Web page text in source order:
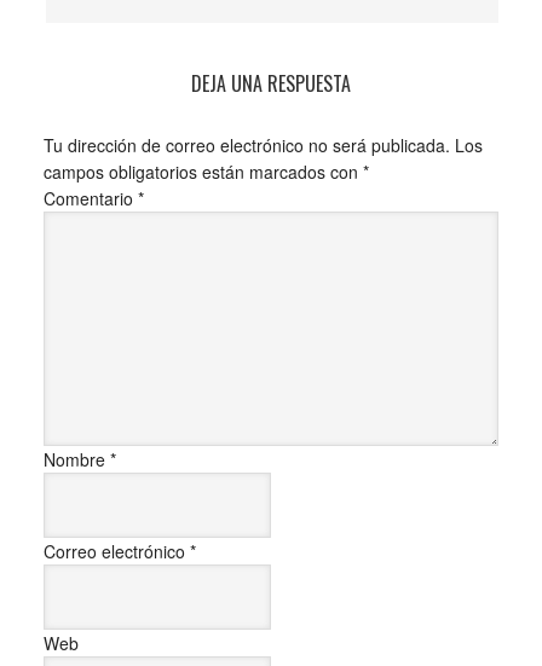
DEJA UNA RESPUESTA
Tu dirección de correo electrónico no será publicada. Los
campos obligatorios están marcados con *
Comentario *
Nombre *
Correo electrónico *
Web